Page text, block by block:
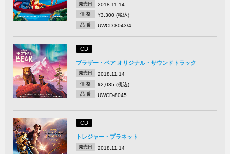
発売日 2018.11.14
価 格 ¥3,300 (税込)
品 番 UWCD-8043/4
CD
ブラザー・ベア オリジナル・サウンドトラック
発売日 2018.11.14
価 格 ¥2,035 (税込)
品 番 UWCD-8045
CD
トレジャー・プラネット
発売日 2018.11.14